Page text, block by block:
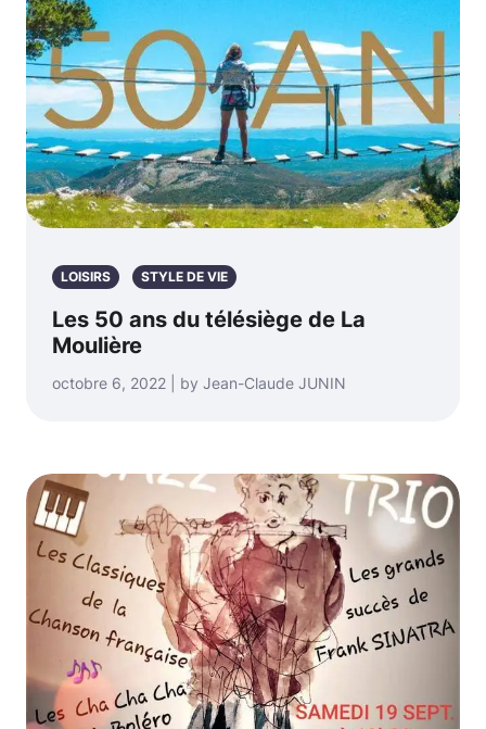
LOISIRS STYLE DE VIE
Les 50 ans du télésiège de La
Moulière
octobre 6, 2022 | by Jean-Claude JUNIN